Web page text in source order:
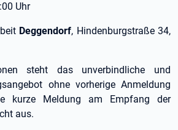
Uhr
Deggendorf, Hindenburgstraße 34,
steht das unverbindliche und
ohne vorherige Anmeldung
kurze Meldung am Empfang der
aus.